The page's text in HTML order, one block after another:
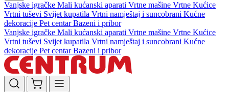
Vanjske igračke Mali kućanski aparati Vrtne mašine Vrtne Kućice
Vrtni tuševi Svijet kupatila Vrtni namještaj i suncobrani Kućne
dekoracije Pet centarBazeni i pribor
Vanjske igračke Mali kućanski aparati Vrtne mašine Vrtne Kućice
Vrtni tuševi Svijet kupatila Vrtni namještaj i suncobrani Kućne
dekoracije Pet centarBazeni i pribor